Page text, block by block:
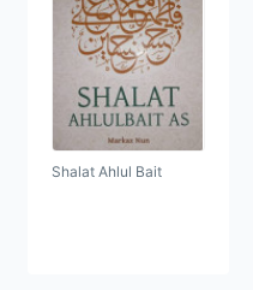
Shalat Ahlul Bait